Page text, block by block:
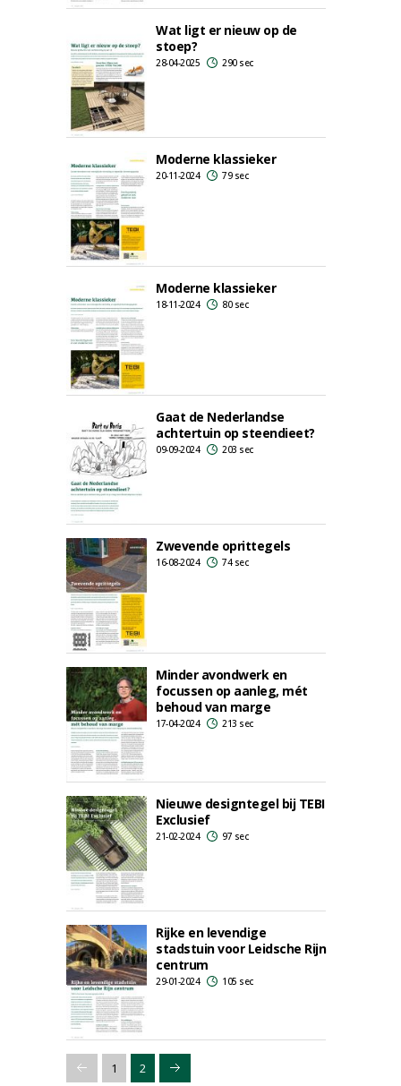
Wat ligt er nieuw op de
stoep?
28-04-2025 290 sec
Moderne klassieker
20-11-2024 79 sec
Moderne klassieker
18-11-2024 80 sec
Gaat de Nederlandse
achtertuin op steendieet?
09-09-2024 203 sec
Zwevende oprittegels
16-08-2024 74 sec
Minder avondwerk en
focussen op aanleg, mét
behoud van marge
17-04-2024 213 sec
Nieuwe designtegel bij TEBI
Exclusief
21-02-2024 97 sec
Rijke en levendige
stadstuin voor Leidsche Rijn
centrum
29-01-2024 105 sec
1 2